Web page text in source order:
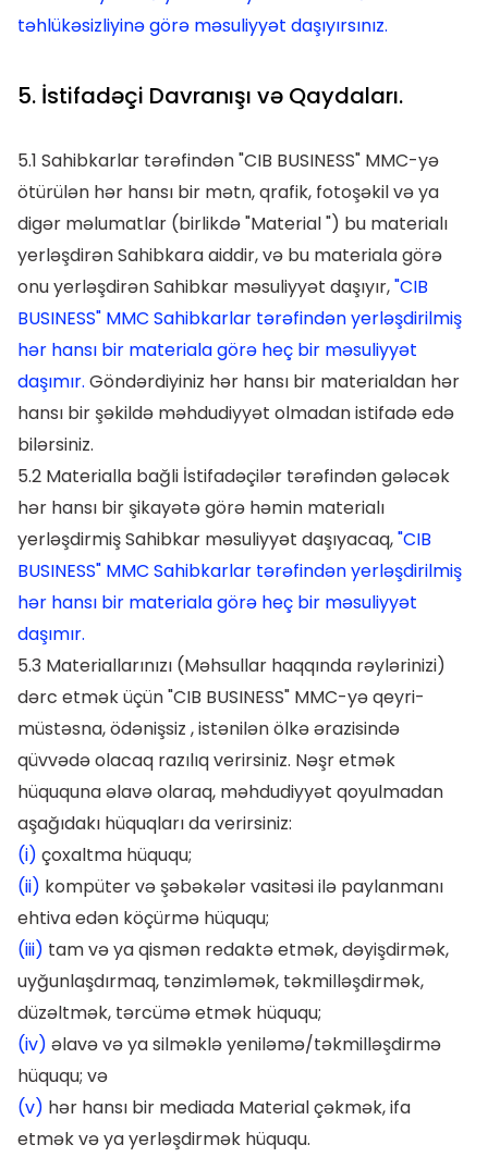
təhlükəsizliyinə görə məsuliyyət daşıyırsınız.
5. İstifadəçi Davranışı və Qaydaları.
5.1 Sahibkarlar tərəfindən "CIB BUSINESS" MMC-yə
ötürülən hər hansı bir mətn, qrafik, fotoşəkil və ya
digər məlumatlar (birlikdə "Material ") bu materialı
yerləşdirən Sahibkara aiddir, və bu materiala görə
onu yerləşdirən Sahibkar məsuliyyət daşıyır,"CIB
BUSINESS" MMC Sahibkarlar tərəfindən yerləşdirilmiş
hər hansı bir materiala görə heç bir məsuliyyət
daşımır. Göndərdiyiniz hər hansı bir materialdan hər
hansı bir şəkildə məhdudiyyət olmadan istifadə edə
bilərsiniz.
5.2 Materialla bağli İstifadəçilər tərəfindən gələcək
hər hansı bir şikayətə görə həmin materialı
yerləşdirmiş Sahibkar məsuliyyət daşıyacaq,"CIB
BUSINESS" MMC Sahibkarlar tərəfindən yerləşdirilmiş
hər hansı bir materiala görə heç bir məsuliyyət
daşımır.
5.3 Materiallarınızı (Məhsullar haqqında rəylərinizi)
dərc etmək üçün "CIB BUSINESS" MMC-yə qeyri-
müstəsna, ödənişsiz , istənilən ölkə ərazisində
qüvvədə olacaq razılıq verirsiniz. Nəşr etmək
hüququna əlavə olaraq, məhdudiyyət qoyulmadan
aşağıdakı hüquqları da verirsiniz:
(i) çoxaltma hüququ;
(ii) kompüter və şəbəkələr vasitəsi ilə paylanmanı
ehtiva edən köçürmə hüququ;
(iii) tam və ya qismən redaktə etmək, dəyişdirmək,
uyğunlaşdırmaq, tənzimləmək, təkmilləşdirmək,
düzəltmək, tərcümə etmək hüququ;
(iv) əlavə və ya silməklə yeniləmə/təkmilləşdirmə
hüququ; və
(v) hər hansı bir mediada Material çəkmək, ifa
etmək və ya yerləşdirmək hüququ.